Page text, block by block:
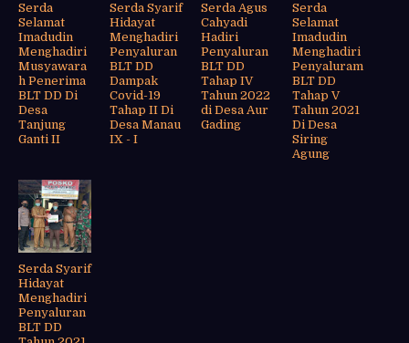
Serda
Selamat
Imadudin
Menghadiri
Musyawara
h Penerima
BLT DD Di
Desa
Tanjung
Ganti II
Serda Syarif
Hidayat
Menghadiri
Penyaluran
BLT DD
Dampak
Covid-19
Tahap II Di
Desa Manau
IX - I
Serda Agus
Cahyadi
Hadiri
Penyaluran
BLT DD
Tahap IV
Tahun 2022
di Desa Aur
Gading
Serda
Selamat
Imadudin
Menghadiri
Penyaluram
BLT DD
Tahap V
Tahun 2021
Di Desa
Siring
Agung
Serda Syarif
Hidayat
Menghadiri
Penyaluran
BLT DD